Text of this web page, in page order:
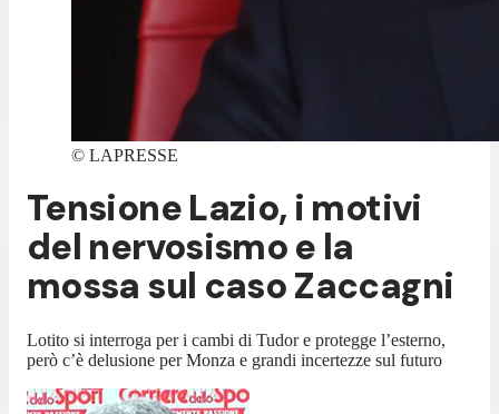
© LAPRESSE
Tensione Lazio, i motivi
del nervosismo e la
mossa sul caso Zaccagni
Lotito si interroga per i cambi di Tudor e protegge l’esterno,
però c’è delusione per Monza e grandi incertezze sul futuro